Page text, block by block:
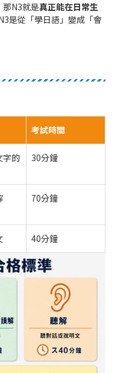
那N3就是真正能在日常生
是從「學日語」變成「會
考試時間
字的
30分鐘
70分鐘
40分鐘